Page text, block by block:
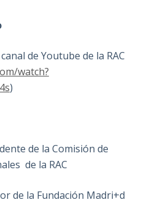
de Youtube de la RAC
watch?
)
de la Comisión de
de la RAC
de la Fundación Madri+d